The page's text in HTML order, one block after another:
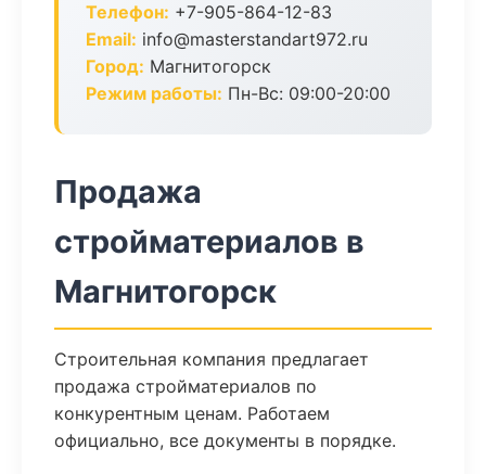
Телефон: +7-905-864-12-83
Email: info@masterstandart972.ru
Город: Магнитогорск
Режим работы: Пн-Вс: 09:00-20:00
Продажа
стройматериалов в
Магнитогорск
Строительная компания предлагает
продажа стройматериалов по
конкурентным ценам. Работаем
официально, все документы в порядке.